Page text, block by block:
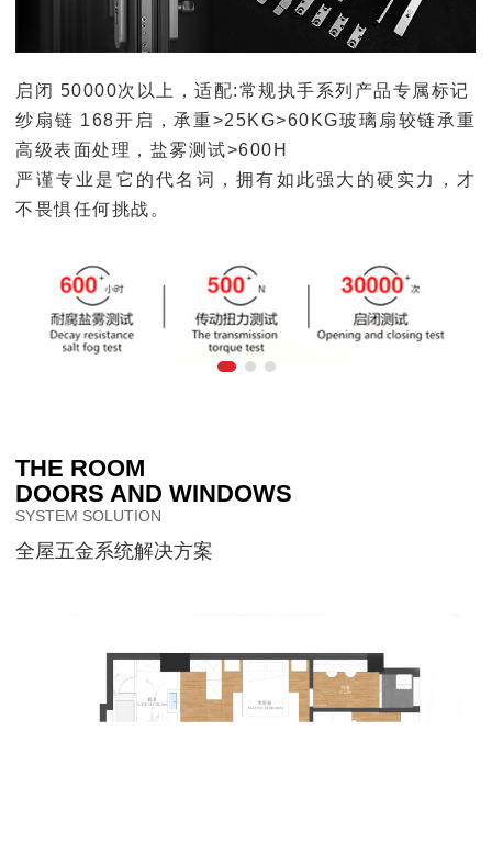
启闭 50000次以上，适配:常规执手系列产品专属标记
纱扇链 168开启，承重>25KG>60KG玻璃扇较链承重
高级表面处理，盐雾测试>600H
严谨专业是它的代名词，拥有如此强大的硬实力，才
不畏惧任何挑战。
THE ROOM
DOORS AND WINDOWS
SYSTEM SOLUTION
全屋五金系统解决方案